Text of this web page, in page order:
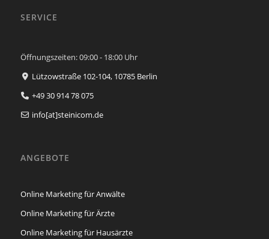
SERVICE
Öffnungszeiten: 09:00 - 18:00 Uhr
Lützowstraße 102-104, 10785 Berlin
+49 30 914 78 075
info[at]steinicom.de
ANGEBOTE
Online Marketing für Anwälte
Online Marketing für Ärzte
Online Marketing für Hausärzte